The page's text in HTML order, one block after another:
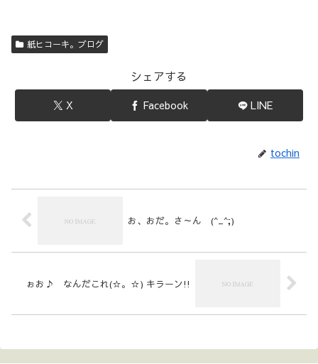
紙ヒコーキ。ブログ
シェアする
X Facebook LINE
tochin
お、おだ。さ～ん (^_^;)
ぉお♪ なんだこれ(☆。☆) キラーン!!